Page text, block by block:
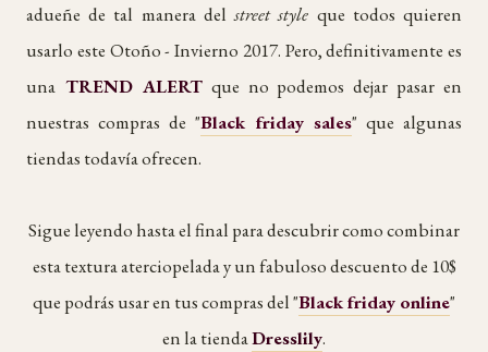
adueñe de tal manera delstreet style que todos quieren
usarlo este Otoño - Invierno 2017. Pero, definitivamente es
una TREND ALERTque no podemos dejar pasar en
nuestras compras de "Black friday sales" que algunas
tiendas todavía ofrecen.
Sigue leyendo hasta el final para descubrir como combinar
esta textura aterciopelada y un fabuloso descuento de 10$
que podrás usar en tus compras del "Black friday online"
en la tiendaDresslily.